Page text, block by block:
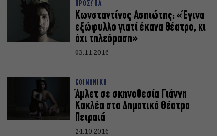
ΠΡΟΣΩΠΑ
Κωνσταντίνος Ασπιώτης: «Έγινα
εξώφυλλο γιατί έκανα θέατρο, κι
όχι τηλεόραση»
03.11.2016
ΚΟΙΝΩΝΙΚΗ
Άμλετ σε σκηνοθεσία Γιάννη
Κακλέα στο Δημοτικό Θέατρο
Πειραιά
24.10.2016